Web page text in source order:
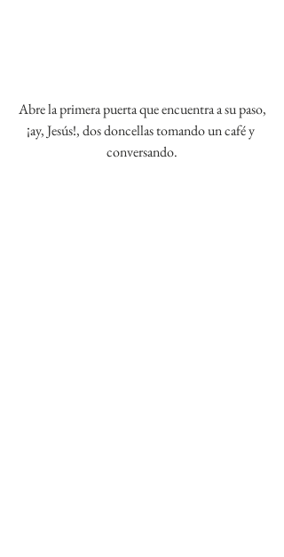
Abre la primera puerta que encuentra a su paso,
¡ay, Jesús!, dos doncellas tomando un café y
conversando.